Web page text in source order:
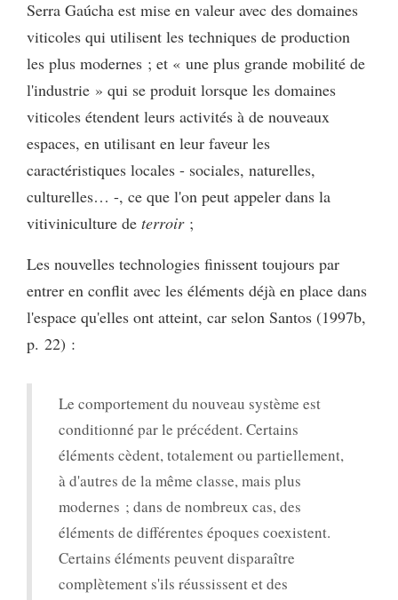
Serra Gaúcha est mise en valeur avec des domaines
viticoles qui utilisent les techniques de production
les plus modernes ; et « une plus grande mobilité de
l'industrie » qui se produit lorsque les domaines
viticoles étendent leurs activités à de nouveaux
espaces, en utilisant en leur faveur les
caractéristiques locales - sociales, naturelles,
culturelles… -, ce que l'on peut appeler dans la
vitiviniculture de terroir;
Les nouvelles technologies finissent toujours par
entrer en conflit avec les éléments déjà en place dans
l'espace qu'elles ont atteint, car selon Santos (1997b,
p. 22) :
Le comportement du nouveau système est
conditionné par le précédent. Certains
éléments cèdent, totalement ou partiellement,
à d'autres de la même classe, mais plus
modernes ; dans de nombreux cas, des
éléments de différentes époques coexistent.
Certains éléments peuvent disparaître
complètement s'ils réussissent et des